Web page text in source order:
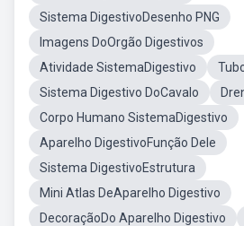
Sistema DigestivoDesenho PNG
Imagens DoOrgão Digestivos
Atividade SistemaDigestivo
Sistema Digestivo DoCavalo
Corpo Humano SistemaDigestivo
Aparelho DigestivoFunção Dele
Sistema DigestivoEstrutura
Mini Atlas DeAparelho Digestivo
DecoraçãoDo Aparelho Digestivo